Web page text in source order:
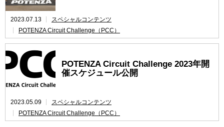
2023.07.13
スペシャルコンテンツ
POTENZA Circuit Challenge（PCC）
POTENZA Circuit Challenge 2023年開
催スケジュール公開
2023.05.09
スペシャルコンテンツ
POTENZA Circuit Challenge（PCC）